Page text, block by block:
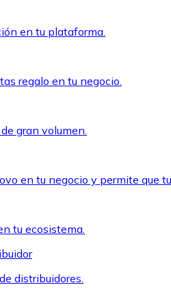
en tu plataforma.
regalo en tu negocio.
gran volumen.
en tu negocio y permite que
tu ecosistema.
distribuidores.